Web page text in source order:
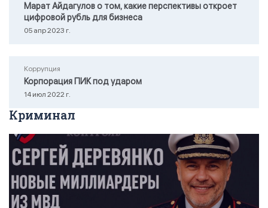
Марат Айдагулов о том, какие перспективы откроет
цифровой рубль для бизнеса
05 апр 2023 г.
Коррупция
Корпорация ПИК под ударом
14 июл 2022 г.
Криминал